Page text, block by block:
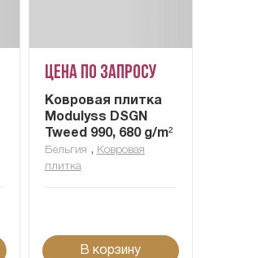
Цена по запросу
Ковровая плитка
Modulyss DSGN
Tweed 990, 680 g/m²
Бельгия , Ковровая
плитка
В корзину